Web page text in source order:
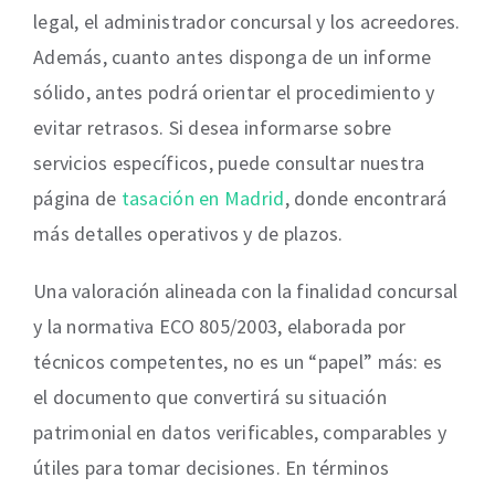
legal, el administrador concursal y los acreedores.
Además, cuanto antes disponga de un informe
sólido, antes podrá orientar el procedimiento y
evitar retrasos. Si desea informarse sobre
servicios específicos, puede consultar nuestra
página de tasación en Madrid, donde encontrará
más detalles operativos y de plazos.
Una valoración alineada con la finalidad concursal
y la normativa ECO 805/2003, elaborada por
técnicos competentes, no es un “papel” más: es
el documento que convertirá su situación
patrimonial en datos verificables, comparables y
útiles para tomar decisiones. En términos